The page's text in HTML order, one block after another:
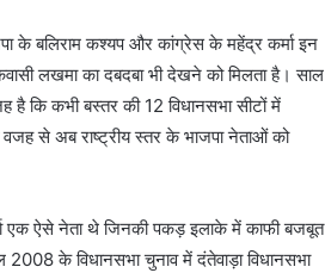
के बलिराम कश्यप और कांग्रेस के महेंद्र कर्मा इन
लखमा का दबदबा भी देखने को मिलता है। साल
है कि कभी बस्तर की 12 विधानसभा सीटों में
से अब राष्ट्रीय स्तर के भाजपा नेताओं को
एक ऐसे नेता थे जिनकी पकड़ इलाके में काफी बजबूत
के विधानसभा चुनाव में दंतेवाड़ा विधानसभा